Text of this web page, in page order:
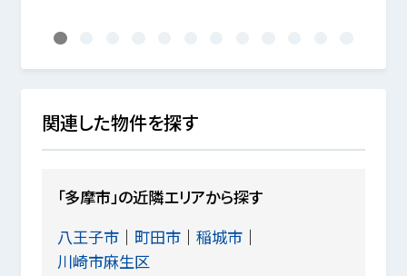
1
関連した物件を探す
「多摩市」の近隣エリアから探す
八王子市
町田市
稲城市
川崎市麻生区